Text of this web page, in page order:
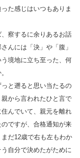
た感じはいつもありま
察するに余りあるお話
んには「決」や「腹」
境地に立ち至った、何
と遡ると思い当たるの
から言われたひと言で
んでいて、親元を離れ
ですが、合格通知が来
だ12歳で右も左もわか
自分で決めたがために